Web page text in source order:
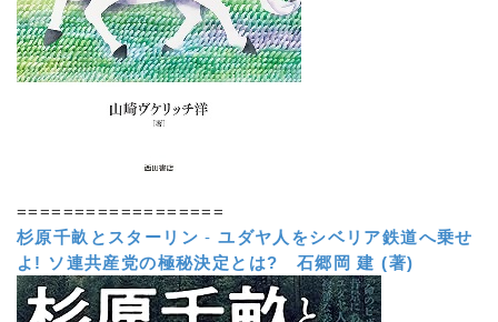
==================
杉原千畝とスターリン -ユダヤ人をシベリア鉄道へ乗せ
よ! ソ連共産党の極秘決定とは?
石郷岡 建 (著)